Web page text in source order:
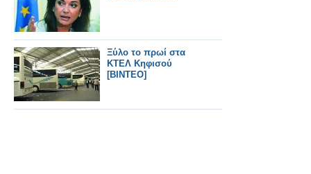
Ξύλο το πρωί στα
ΚΤΕΛ Κηφισού
[ΒΙΝΤΕΟ]